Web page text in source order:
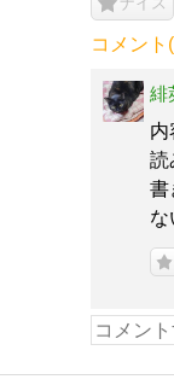
コメント
緋
内
読
書
な